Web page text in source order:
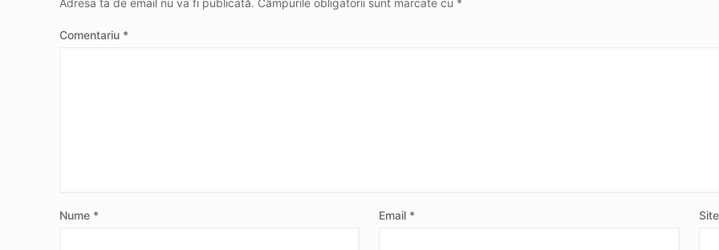
Adresa ta de email nu va fi publicată. Câmpurile obligatorii sunt marcate cu *
Comentariu *
Nume * Email *